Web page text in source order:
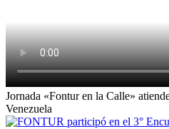
Jornada «Fontur en la Calle»
Venezuela